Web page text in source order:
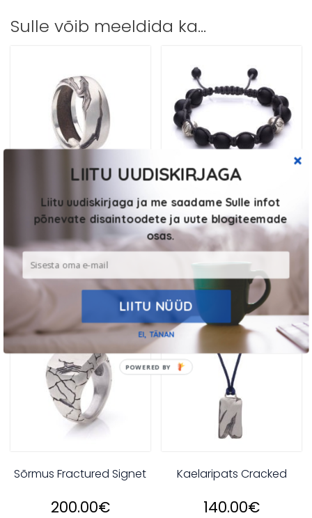
Sulle võib meeldida ka…
Sõrmus Cracked
150.00€
Vali
Käevõru Fractured
200.00
Sõrmus Fractured Signet
200.00€
Kaelaripats Cracked
140.00€
Liitu uudiskirjaga ja me saadame Sulle infot
põnevate disaintoodete ja uute blogiteemade
osas.
LIITU NÜÜD
EI, TÄNAN
LIITU UUDISKIRJAGA
POWERED BY